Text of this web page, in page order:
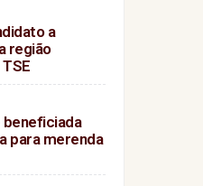
a
região
para merenda